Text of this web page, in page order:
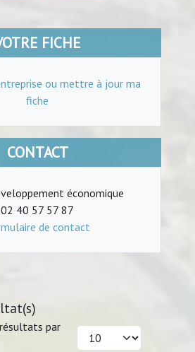
FICHE
ou mettre à jour ma
fiche
CONTACT
économique
02 40 57 57 87
de contact
par